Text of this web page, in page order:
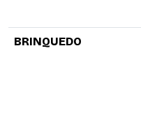
BRINQUEDO